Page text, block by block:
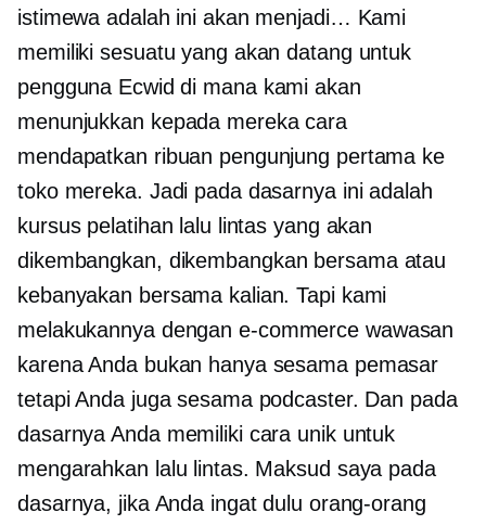
istimewa adalah ini akan menjadi… Kami
memiliki sesuatu yang akan datang untuk
pengguna Ecwid di mana kami akan
menunjukkan kepada mereka cara
mendapatkan ribuan pengunjung pertama ke
toko mereka. Jadi pada dasarnya ini adalah
kursus pelatihan lalu lintas yang akan
dikembangkan, dikembangkan bersamaatau
kebanyakan bersama kalian. Tapi kami
melakukannya dengan e-commerce wawasan
karena Anda bukan hanya sesama pemasar
tetapi Anda juga sesama podcaster. Dan pada
dasarnya Anda memiliki cara unik untuk
mengarahkan lalu lintas. Maksud saya pada
dasarnya, jika Anda ingat dulu orang-orang